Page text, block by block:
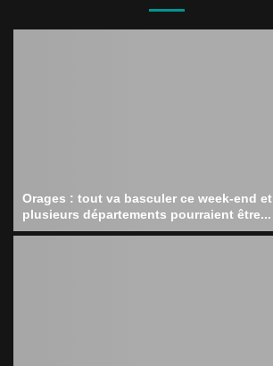
Orages : tout va basculer ce week-end et
plusieurs départements pourraient être...